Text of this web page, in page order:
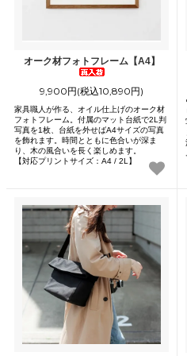
オーク材フォトフレーム【A4】
9,900円(税込10,890円)
家具職人が作る、オイル仕上げのオーク材
フォトフレーム。付属のマット台紙で2L判
写真を1枚、台紙を外せばA4サイズの写真
を飾れます。時間とともに色合いが深ま
り、木の風合いを長く楽しめます。
【対応プリントサイズ：A4 / 2L】